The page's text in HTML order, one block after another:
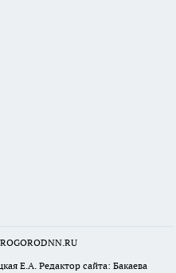
Е.А. Редактор сайта: Бакаева